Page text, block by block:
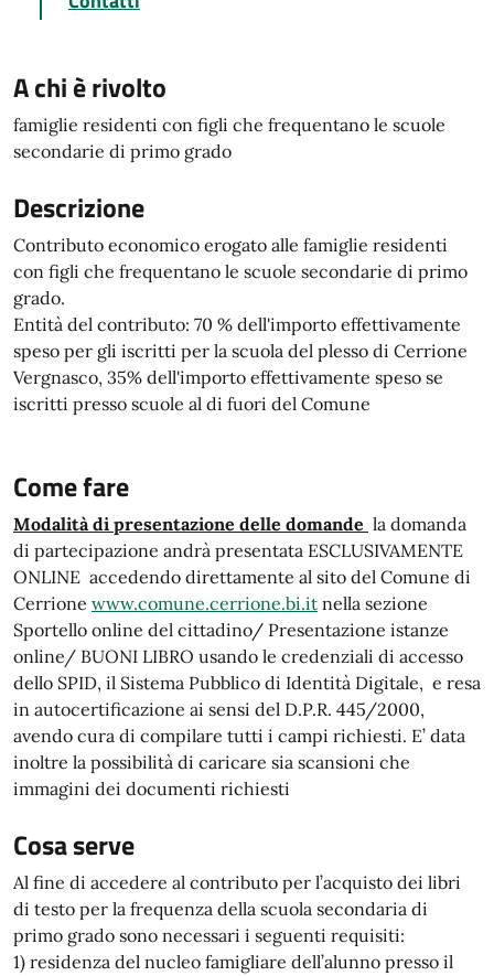
A chi è rivolto
famiglie residenti con figli che frequentano le scuole
secondarie di primo grado
Descrizione
Contributo economico erogato alle famiglie residenti
con figli che frequentano le scuole secondarie di primo
grado.
Entità del contributo: 70 % dell'importo effettivamente
speso per gli iscritti per la scuola del plesso di Cerrione
Vergnasco, 35% dell'importo effettivamente speso se
iscritti presso scuole al di fuori del Comune
Come fare
Modalità di presentazione delle domande la domanda
di partecipazione andrà presentata ESCLUSIVAMENTE
ONLINE accedendo direttamente al sito del Comune di
Cerrione www.comune.cerrione.bi.it nella sezione
Sportello online del cittadino/ Presentazione istanze
online/ BUONI LIBRO usando le credenziali di accesso
dello SPID, il Sistema Pubblico di Identità Digitale, e resa
in autocertificazione ai sensi del D.P.R. 445/2000,
avendo cura di compilare tutti i campi richiesti. E’ data
inoltre la possibilità di caricare sia scansioni che
immagini dei documenti richiesti
Cosa serve
Al fine di accedere al contributo per l’acquisto dei libri
di testo per la frequenza della scuola secondaria di
primo grado sono necessari i seguenti requisiti:
1) residenza del nucleo famigliare dell’alunno presso il